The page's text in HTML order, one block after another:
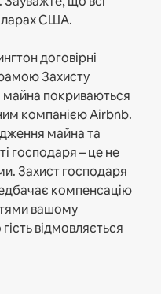
США.
договірні
Захисту
покриваються
компанією Airbnb.
майна та
господаря – це не
Захист господаря
компенсацію
вашому
відмовляється